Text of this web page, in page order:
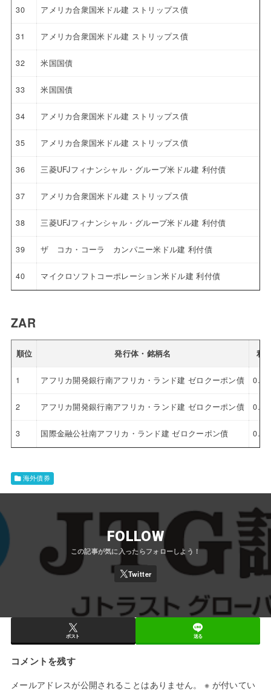
30 アメリカ合衆国米ドル建 ストリップス債
31 アメリカ合衆国米ドル建 ストリップス債
32 米国国債
33 米国国債
34 アメリカ合衆国米ドル建 ストリップス債
35 アメリカ合衆国米ドル建 ストリップス債
36 三菱UFJフィナンシャル・グループ米ドル建 利付債
37 アメリカ合衆国米ドル建 ストリップス債
38 三菱UFJフィナンシャル・グループ米ドル建 利付債
39 ザ コカ・コーラ カンパニー米ドル建 利付債
40 マイクロソフトコーポレーション米ドル建 利付債
ZAR
順位 発行体・銘柄名 利
1 アフリカ開発銀行南アフリカ・ランド建 ゼロクーポン債
2 アフリカ開発銀行南アフリカ・ランド建 ゼロクーポン債
3 国際金融公社南アフリカ・ランド建 ゼロクーポン債
海外債券
FOLLOW
ポスト 送る
コメントを残す
メールアドレスが公開されることはありません。 ※ が付いてい